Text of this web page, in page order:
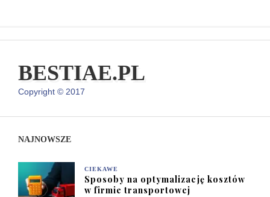
BESTIAE.PL
Copyright © 2017
NAJNOWSZE
CIEKAWE
Sposoby na optymalizację kosztów
w firmie transportowej